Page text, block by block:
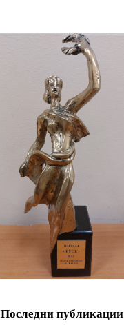
Последни публикации